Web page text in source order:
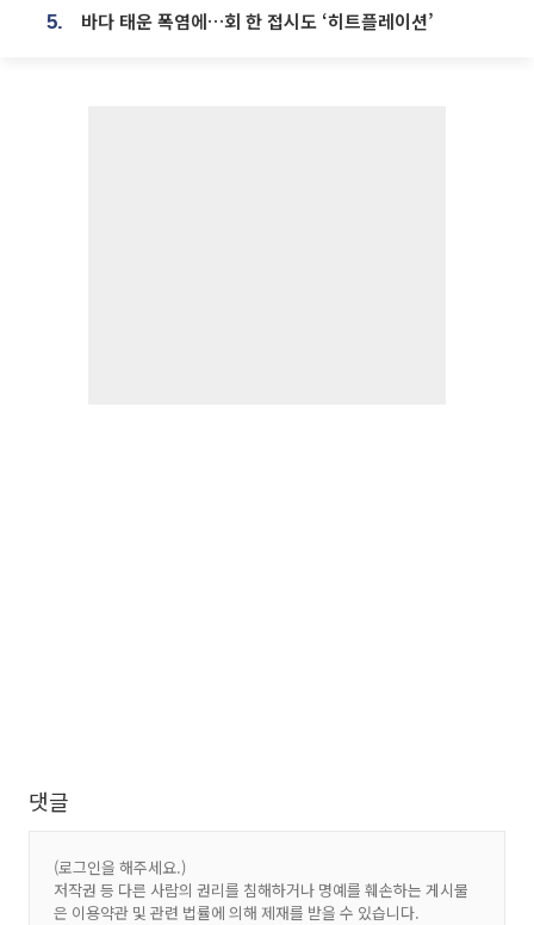
5. 바다 태운 폭염에…회 한 접시도 ‘히트플레이션’
댓글